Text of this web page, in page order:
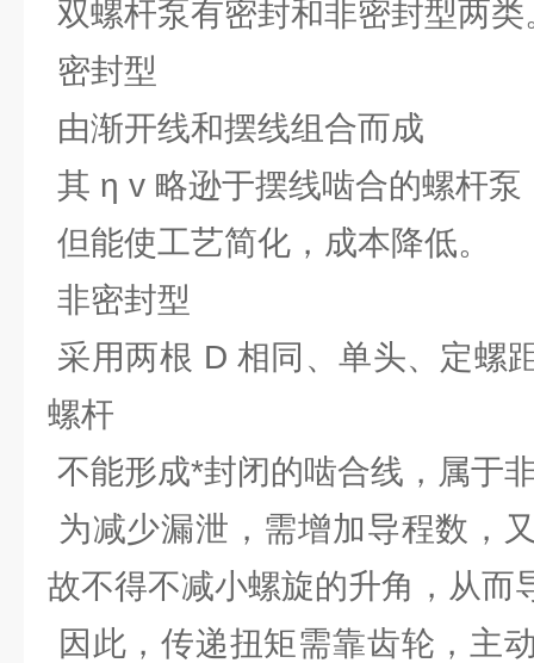
双螺杆泵有密封和非密封型两类
密封型
由渐开线和摆线组合而成
其 η v 略逊于摆线啮合的螺杆泵
但能使工艺简化，成本降低。
非密封型
采用两根 D 相同、单头、定螺
螺杆
不能形成*封闭的啮合线，属于
为减少漏泄，需增加导程数，
故不得不减小螺旋的升角，从而
因此，传递扭矩需靠齿轮，主